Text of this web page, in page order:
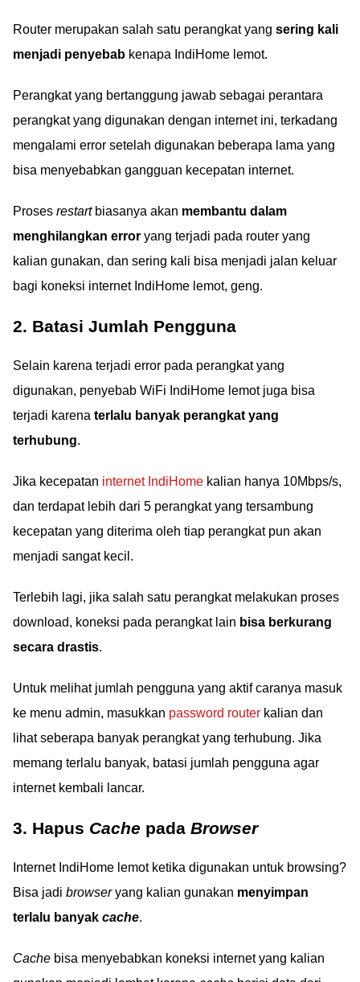
Router merupakan salah satu perangkat yang sering kali
menjadi penyebab kenapa IndiHome lemot.
Perangkat yang bertanggung jawab sebagai perantara
perangkat yang digunakan dengan internet ini, terkadang
mengalami error setelah digunakan beberapa lama yang
bisa menyebabkan gangguan kecepatan internet.
Proses restartbiasanya akan membantu dalam
menghilangkan error yang terjadi pada router yang
kalian gunakan, dan sering kali bisa menjadi jalan keluar
bagi koneksi internet IndiHome lemot, geng.
2. Batasi Jumlah Pengguna
Selain karena terjadi error pada perangkat yang
digunakan, penyebab WiFi IndiHome lemot juga bisa
terjadi karena terlalu banyak perangkat yang
terhubung.
Jika kecepatan internet IndiHome kalian hanya 10Mbps/s,
dan terdapat lebih dari 5 perangkat yang tersambung
kecepatan yang diterima oleh tiap perangkat pun akan
menjadi sangat kecil.
Terlebih lagi, jika salah satu perangkat melakukan proses
download, koneksi pada perangkat lain bisa berkurang
secara drastis.
Untuk melihat jumlah pengguna yang aktif caranya masuk
ke menu admin, masukkan password router kalian dan
lihat seberapa banyak perangkat yang terhubung. Jika
memang terlalu banyak, batasi jumlah pengguna agar
internet kembali lancar.
3. Hapus Cache pada Browser
Internet IndiHome lemot ketika digunakan untuk browsing?
Bisa jadi browseryang kalian gunakan menyimpan
terlalu banyak cache.
Cache bisa menyebabkan koneksi internet yang kalian